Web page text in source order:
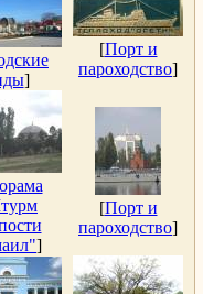
]
[Порт и
пароходство]
]
[Порт и
пароходство]